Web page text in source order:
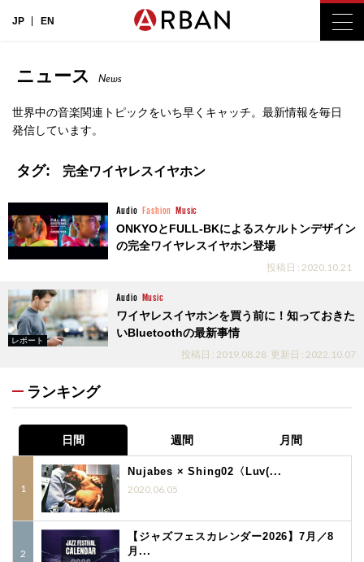
JP EN
ニュース News
世界中の音楽関連トピックをいち早くキャッチ。最新情報を毎日
発信しています。
タグ: 完全ワイヤレスイヤホン
Audio Fashion Music
ONKYOとFULL-BKによるスケルトンデザイン
の完全ワイヤレスイヤホン登場
投稿日 : 2020.10.21
レポート
Audio Music
ワイヤレスイヤホンを買う前に！知っておきた
いBluetoothの最新事情
投稿日 : 2019.08.28 更新日 : 2022.10.07
ランキング
日間 週間 月間
Nujabes × Shing02〈Luv(...
2020.06.05
【ジャズフェスカレンダー2026】7月／8
月...